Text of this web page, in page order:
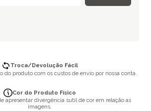
Troca/Devolução Fácil
do produto com os custos de envio por nossa conta.
Cor do Produto Físico
apresentar divergência sutil de cor em relação as
imagens.